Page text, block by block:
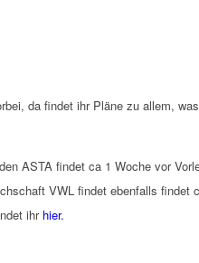
da findet ihr Pläne zu allem,
ASTA findet ca 1 Woche vor
VWL findet ebenfalls findet
ihr hier.